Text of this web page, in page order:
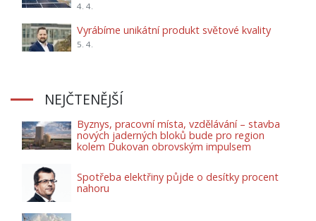
4. 4.
Vyrábíme unikátní produkt světové kvality
5. 4.
NEJČTENĚJŠÍ
Byznys, pracovní místa, vzdělávání – stavba
nových jaderných bloků bude pro region
kolem Dukovan obrovským impulsem
Spotřeba elektřiny půjde o desítky procent
nahoru